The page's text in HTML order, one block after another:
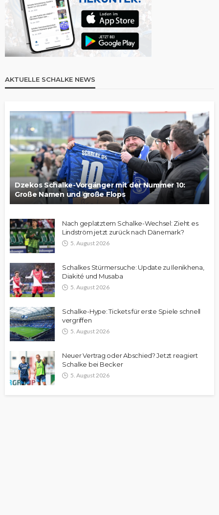
AKTUELLE SCHALKE NEWS
Dzekos Schalke-Vorgänger mit der Nummer 10:
Große Namen und große Flops
Nach geplatztem Schalke-Wechsel: Zieht es
Lindström jetzt zurück nach Dänemark?
5. August 2026
Schalkes Stürmersuche: Update zu Ilenikhena,
Diakité und Musaba
5. August 2026
Schalke-Hype: Tickets für erste Spiele schnell
vergriffen
5. August 2026
Neuer Vertrag oder Abschied? Jetzt reagiert
Schalke bei Becker
5. August 2026